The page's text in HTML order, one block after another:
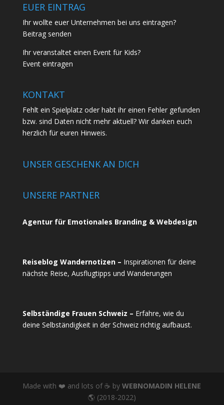
EUER EINTRAG
Ihr wollte euer Unternehmen bei uns eintragen?
Beitrag senden
Ihr veranstaltet einen Event für Kids?
Event eintragen
KONTAKT
Fehlt ein Spielplatz oder habt ihr einen Fehler gefunden
bzw. sind Daten nicht mehr aktuell? Wir danken euch
herzlich für euren Hinweis.
UNSER GESCHENK AN DICH
UNSERE PARTNER
Agentur für Emotionales Branding & Webdesign
Reiseblog Wandernotizen – Inspirationen für deine
nächste Reise, Ausflugtipps und Wanderungen
Selbständige Frauen Schweiz – Erfahre, wie du
deine Selbständigkeit in der Schweiz richtig aufbaust.
Made with ❤️ and lots of ☕ byWEBNOMADIN HELENE
🌎 (2018-2022)